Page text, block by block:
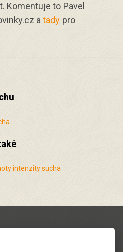
Komentuje to Pavel
a tady pro
intenzity sucha